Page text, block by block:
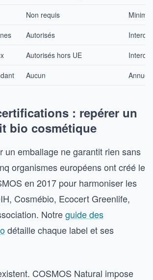
Non requis
Autorisés Interdits
Autorisés hors UE Interdits
Aucun Annuel
: repérer un
bio cosmétique
un emballage ne garantit rien sans
organismes européens ont créé le
en 2017 pour harmoniser les
Cosmébio, Ecocert Greenlife,
Notreguide des
détaille chaque label et ses
COSMOS Natural impose